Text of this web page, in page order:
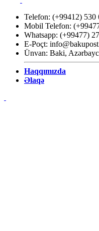
Telefon: (+99412) 530
Mobil Telefon:
Whatsapp: (+99477)
E-Poçt:
Ünvan: Baki,
Haqqımızda
Əlaqə